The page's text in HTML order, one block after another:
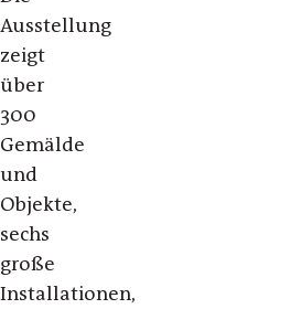
Ausstellung
zeigt
über
300
Gemälde
und
Objekte,
sechs
große
Installationen,